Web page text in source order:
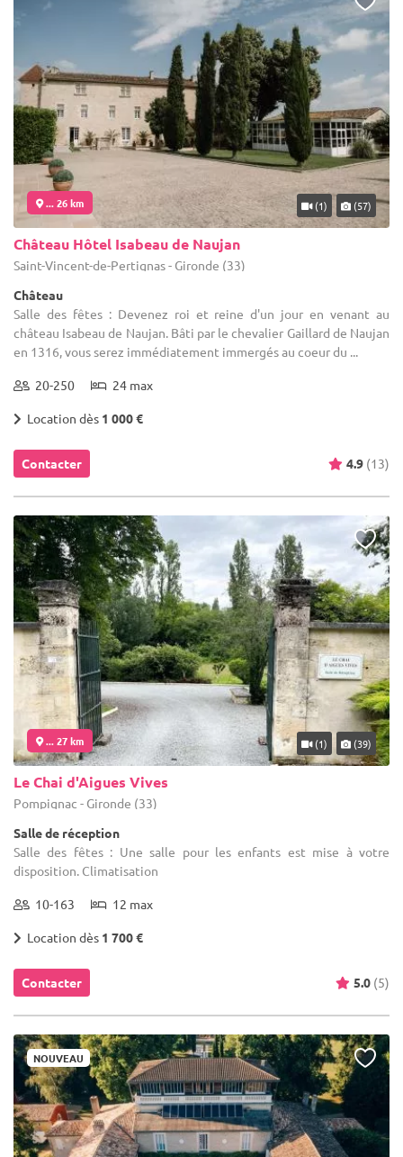
... 26 km (1) (57)
Château Hôtel Isabeau de Naujan
Saint-Vincent-de-Pertignas - Gironde (33)
Château
Salle des fêtes : Devenez roi et reine d'un jour en venant au
château Isabeau de Naujan. Bâti par le chevalier Gaillard de Naujan
en 1316, vous serez immédiatement immergés au coeur du ...
20-250 24 max
Location dès 1 000 €
Contacter 4.9 (13)
... 27 km (1) (39)
Le Chai d'Aigues Vives
Pompignac - Gironde (33)
Salle de réception
Salle des fêtes : Une salle pour les enfants est mise à votre
disposition. Climatisation
10-163 12 max
Location dès 1 700 €
Contacter 5.0 (5)
NOUVEAU